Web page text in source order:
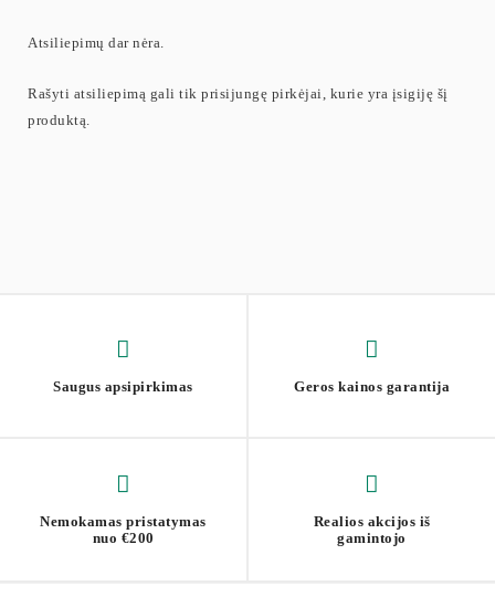
Atsiliepimų dar nėra.
Rašyti atsiliepimą gali tik prisijungę pirkėjai, kurie yra įsigiję šį
produktą.
Saugus apsipirkimas Geros kainos garantija
Nemokamas pristatymas
nuo €200
Realios akcijos iš
gamintojo